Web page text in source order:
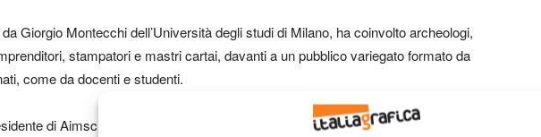
da Giorgio Montecchi dell’Università degli studi di Milano, ha coinvolto archeologi,
stampatori e mastri cartai, davanti a un pubblico variegato formato da
come da docenti e studenti.
di Aimsc, ha sottolineato come i musei siano una ricchezza per il paese poiché